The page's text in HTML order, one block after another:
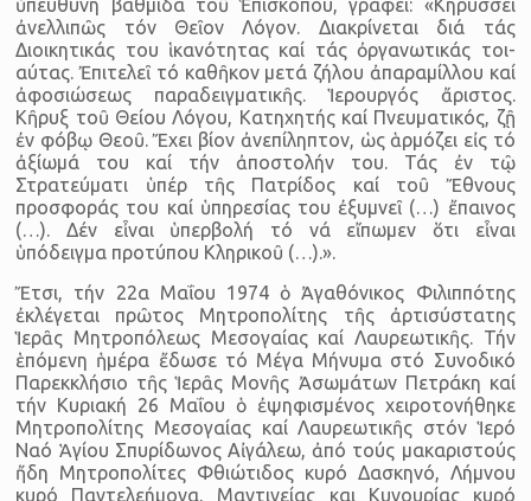
ὑπεύθυνη βαθμίδα τοῦ Ἑπισκόπου, γράφει: «Κηρύσσει
ἀνελλιπῶς τόν Θεῖον Λόγον. Διακρί­νεται διά τάς
Διοικητικάς του ἱκανότητας καί τάς ὀργανωτικάς τοι­
αύτας. Ἐπιτελεῖ τό καθῆκον μετά ζήλου ἀπαραμίλλου καί
ἀφοσιώ­σεως παραδειγματικῆς. Ἱερουργός ἄριστος.
Κῆρυξ τοῦ Θείου Λόγου, Κατηχητής καί Πνευματικός, ζῇ
ἐν φόβῳ Θεοῦ. Ἔχει βίον ἀνεπίλη­πτον, ὡς ἁρμόζει εἰς τό
ἀξίωμά του καί τήν ἀποστολήν του. Τάς ἐν τῷ
Στρατεύματι ὑπέρ τῆς Πατρίδος καί τοῦ Ἔθνους
προσφοράς του καί ὑπηρεσίας του ἐξυμνεῖ (…) ἔπαινος
(…). Δέν εἶναι ὑπερβολή τό νά εἴπωμεν ὅτι εἶναι
ὑπόδειγμα προτύπου Κληρικοῦ (…).».
Ἔτσι, τήν 22α Μαΐου 1974 ὁ Ἀγαθόνικος Φιλιππότης
ἐκλέγεται πρῶτος Μητροπολίτης τῆς ἀρτισύστατης
Ἱερᾶς Μητροπόλεως Μεσο­γαίας καί Λαυρεωτικῆς. Τήν
ἑπόμενη ἡμέρα ἔδωσε τό Μέγα Μήνυμα στό Συνοδικό
Παρεκκλήσιο τῆς Ἱερᾶς Μονῆς Ἀσωμάτων Πετράκη καί
τήν Κυριακή 26 Μαΐου ὁ ἐψηφισμένος χειροτονήθηκε
Μητροπο­λίτης Μεσογαίας καί Λαυρεωτικῆς στόν Ἱερό
Ναό Ἁγίου Σπυρίδω­νος Αἰγάλεω, ἀπό τούς μακαριστούς
ἤδη Μητροπολίτες Φθιώτιδος κυρό Δασκηνό, Λήμνου
κυρό Παντελεήμονα, Μαντινείας και Κυνου­ρίας κυρό